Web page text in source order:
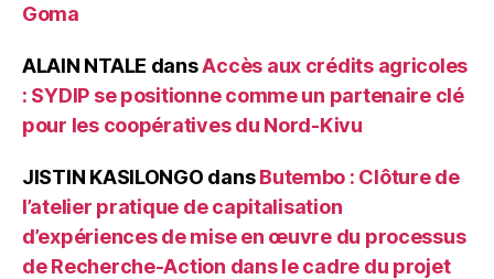
Goma
ALAIN NTALE dansAccès aux crédits agricoles
: SYDIP se positionne comme un partenaire clé
pour les coopératives du Nord-Kivu
JISTIN KASILONGO dansButembo : Clôture de
l’atelier pratique de capitalisation
d’expériences de mise en œuvre du processus
de Recherche-Action dans le cadre du projet